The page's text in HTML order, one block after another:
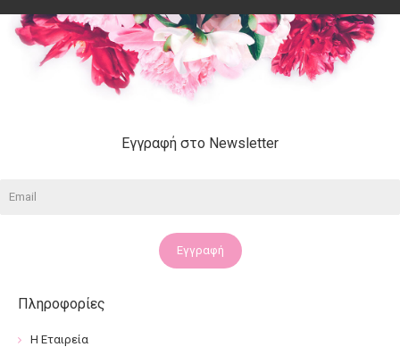
Εγγραφή στο Newsletter
Εγγραφή
Πληροφορίες
Η Εταιρεία